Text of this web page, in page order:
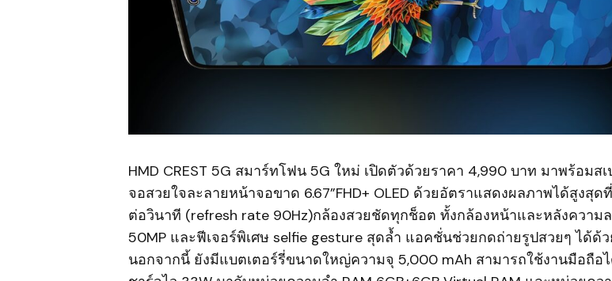
HMD CREST 5G สมาร์ทโฟน 5G ใหม่ เปิดตัวด้วยราคา 4,990 บาท มาพร้อมส
จอสวยใจละลายหน้าจอขาด 6.67”FHD+ OLED ด้วยอัตราแสดงผลภาพได้สูงสุด
ต่อวินาที (refresh rate 90Hz)กล้องสวยชัดทุกช็อต ทั้งกล้องหน้าและหลังความ
50MP และฟีเจอร์พิเศษ selfie gesture สุดล้ำ แอคชั่นช่วยกดถ่ายรูปสวยๆ ได้ด้ว
นอกจากนี้ ยังมีแบตเตอร์รี่ขนาดใหญ่ความจุ 5,000 mAh สามารถใช้งานมือถือ